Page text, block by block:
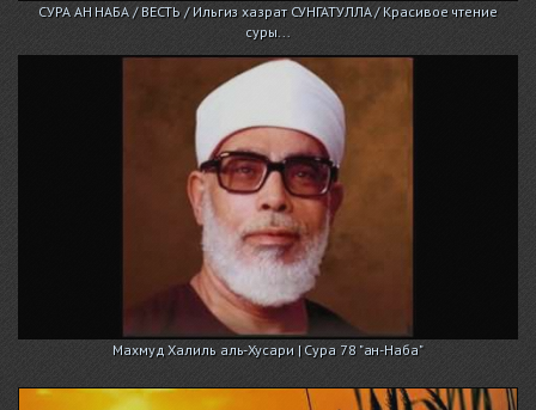
СУРА АН НАБА / ВЕСТЬ / Ильгиз хазрат СУНГАТУЛЛА / Красивое чтение
суры...
Махмуд Халиль аль-Хусари | Сура 78 "ан-Наба"